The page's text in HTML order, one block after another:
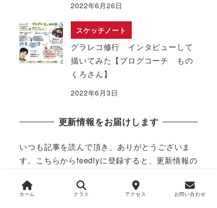
2022年6月26日
スケッチノート
グラレコ修行 インタビューして
描いてみた【ブログコーチ もの
くろさん】
2022年6月3日
更新情報をお届けします
いつも記事を読んで頂き、ありがとうございま
す。こちらからfeedlyに登録すると、更新情報の
ホーム クラス アクセス お問い合わせ